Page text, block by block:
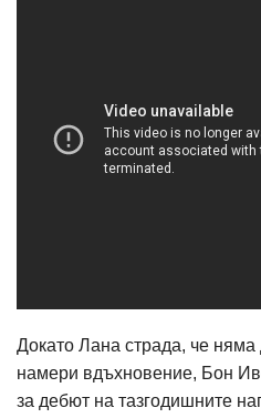
Докато Лана страда, че
намери вдъхновение, Бон
за дебют на тазгодишните